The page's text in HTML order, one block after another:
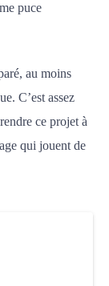
puce
au moins
C’est assez
ce projet à
qui jouent de